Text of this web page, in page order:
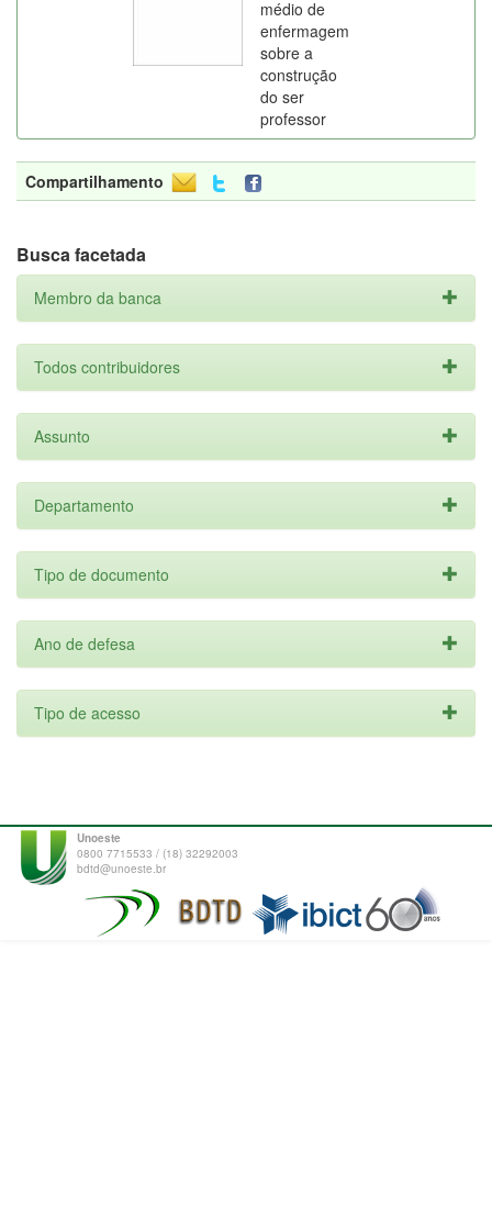
médio de
enfermagem
sobre a
construção
do ser
professor
Compartilhamento
Busca facetada
Membro da banca
Todos contribuidores
Assunto
Departamento
Tipo de documento
Ano de defesa
Tipo de acesso
Unoeste
0800 7715533 / (18) 32292003
bdtd@unoeste.br